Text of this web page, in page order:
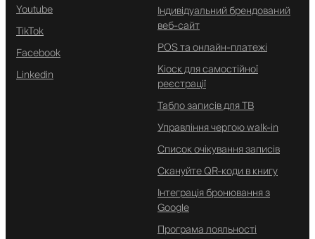
Youtube
TikTok
Facebook
Linkedin
Індивідуальний брендований
веб-сайт
POS та онлайн-платежі
Кіоск для самостійної
реєстрації
Табло записів для ТВ
Управління чергою walk-in
Список очікування записів
Скануйте QR-коди в книгу
Інтеграція бронювання з
Google
Програма лояльності